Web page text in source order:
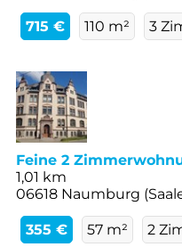
715 € 110 m² 3
Feine 2
1,01 km
06618 Naumburg
355 € 57 m² 2